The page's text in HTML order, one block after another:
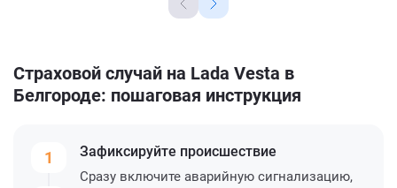
Страховой случай на Lada Vesta в
Белгороде: пошаговая инструкция
1 Зафиксируйте происшествие
Сразу включите аварийную сигнализацию,